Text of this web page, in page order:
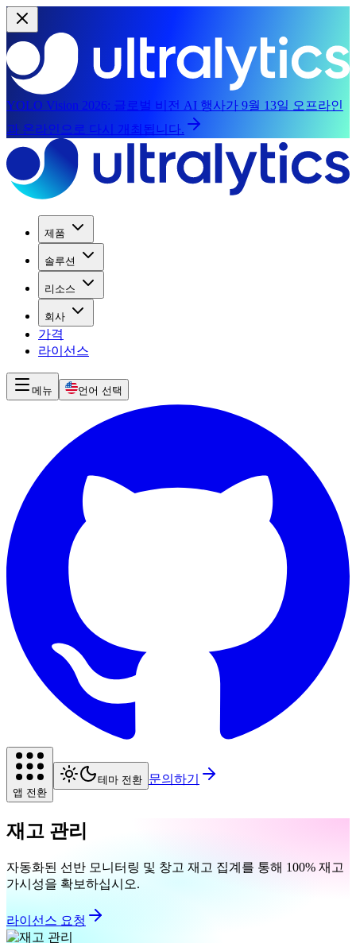
YOLO Vision 2026: 글로벌 비전 AI 행사가 9월 13일 오프라인
과 온라인으로 다시 개최됩니다.
제품
솔루션
리소스
회사
가격
라이선스
메뉴 언어 선택
앱 전환
테마 전환 문의하기
재고 관리
자동화된 선반 모니터링 및 창고 재고 집계를 통해 100% 재고
가시성을 확보하십시오.
라이선스 요청